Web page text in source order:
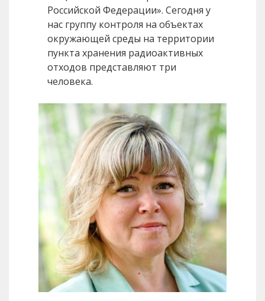
Российской Федерации». Сегодня у
нас группу контроля на объектах
окружающей среды на территории
пункта хранения радиоактивных
отходов представляют три
человека.